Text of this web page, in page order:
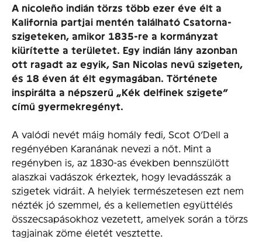
A nicoleño indián törzs több ezer éve élt a
Kalifornia partjai mentén található Csatorna-
szigeteken, amikor 1835-re a kormányzat
kiürítette a területet. Egy indián lány azonban
ott ragadt az egyik, San Nicolas nevű szigeten,
és 18 éven át élt egymagában. Története
inspirálta a népszerű „Kék delfinek szigete”
című gyermekregényt.
A valódi nevét máig homály fedi, Scot O’Dell a
regényében Karanának nevezi a nőt. Mint a
regényben is, az 1830-as években bennszülött
alaszkai vadászok érkeztek, hogy levadásszák a
szigetek vidráit. A helyiek természetesen ezt nem
nézték jó szemmel, és a kellemetlen együttélés
összecsapásokhoz vezetett, amelyek során a törzs
tagjainak zöme életét vesztette.